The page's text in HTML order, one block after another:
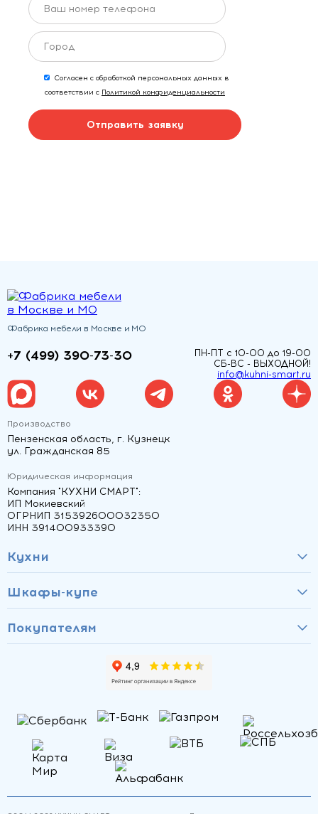
Согласен с обработкой персональных данных в
соответствии с Политикой конфиденциальности
Отправить заявку
Фабрика мебели в Москве и МО
+7 (499) 390-73-30
ПН-ПТ с 10-00 до 19-00
СБ-ВС - ВЫХОДНОЙ!
info@kuhni-smart.ru
Производство
Пензенская область, г. Кузнецк
ул. Гражданская 85
Юридическая информация
Компания "КУХНИ СМАРТ":
ИП Мокиевский
ОГРНИП 315392600032350
ИНН 391400933390
Кухни
Шкафы-купе
Покупателям